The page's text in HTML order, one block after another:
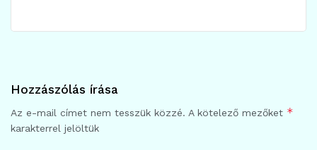
Hozzászólás írása
Az e-mail címet nem tesszük közzé. A kötelező mezőket *
karakterrel jelöltük